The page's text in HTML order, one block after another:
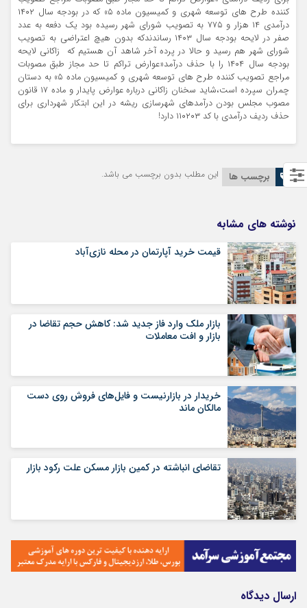
کننده طرح های توسعه شهری و کمیسیون ماده ۵» که در بودجه سال ۱۴۰۲
درآمدی ۱۴ هزار و ۷۷۵ به تصویب شورای شهر رسیده بود یک دفعه به عدد
صفر در لایحه بودجه سال ۱۴۰۳ رساندندکه بدون هیچ اعتراضی به تصویب
شورای شهر هم رسید و حالا در پرده آخر شاهد آن هستیم که زاکانی لایحه
بودجه سال ۱۴۰۴ را با حذف درآمد«عوارض تراکم تا حد مجاز طبق مصوبات
مراجع تصویب کننده طرح های توسعه شهری و کمیسیون ماده ۵» به دستان
چمران سپرده است،شاید سخنان زاکانی درباره عوارض پایدار و ماده ۱۷ قانون
مصوب مجلس بودن درآمدهای شهرسازی ریشه در این ابتکار شهرداری برای
حذف ردیف درآمدی با کد ۱۱۰۲۰۳ دارد!
برچسب ها این مطلب بدون برچسب می باشد.
نوشته های مشابه
قیمت خرید آپارتمان در محله نازی‌آباد
بازار ملک وارد فاز جدید شد: کاهش حجم تقاضا در
بازار و افت معاملات
خریدار در بازارنیست و فایل‌های فروش روی دست
مالکان ماند
تقاضای انباشته در کمین بازار مسکن علت رکود بازار
ارسال دیدگاه